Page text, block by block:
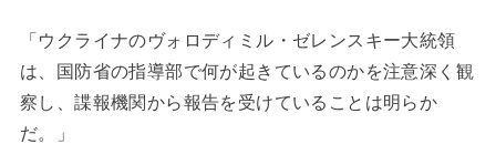
「ウクライナのヴォロディミル・ゼレンスキー大統領
は、国防省の指導部で何が起きているのかを注意深く観
察し、諜報機関から報告を受けていることは明らか
だ。」